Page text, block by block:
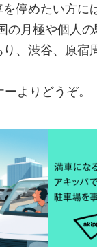
を停めたい方に
の月極や個人
、渋谷、原宿
よりどうぞ。